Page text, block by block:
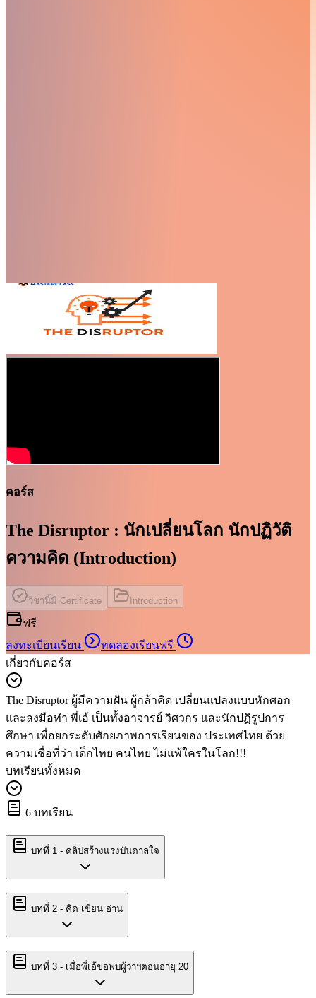
คอร์ส
The Disruptor : นักเปลี่ยนโลก นักปฏิวัติ
ความคิด (Introduction)
วิชานี้มี Certificate Introduction
ฟรี
ลงทะเบียนเรียน
ทดลองเรียนฟรี
เกี่ยวกับคอร์ส
The Disruptor ผู้มีความฝัน ผู้กล้าคิด เปลี่ยนแปลงแบบหักศอก
และลงมือทำ พี่เอ้ เป็นทั้งอาจารย์ วิศวกร และนักปฏิรูปการ
ศึกษา เพื่อยกระดับศักยภาพการเรียนของ ประเทศไทย ด้วย
ความเชื่อที่ว่า เด็กไทย คนไทย ไม่แพ้ใครในโลก!!!
บทเรียนทั้งหมด
6 บทเรียน
บทที่ 1 - คลิปสร้างแรงบันดาลใจ
บทที่ 2 - คิด เขียน อ่าน
บทที่ 3 - เมื่อพี่เอ้ขอพบผู้ว่าฯตอนอายุ 20